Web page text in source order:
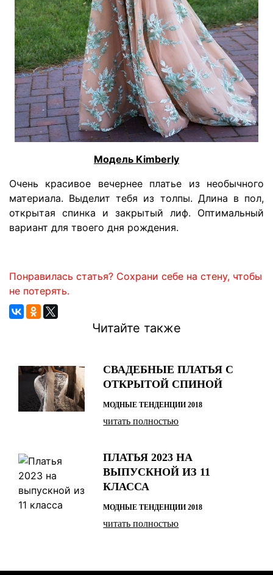
Модель Kimberly
Очень красивое вечернее платье из необычного
материала. Выделит тебя из толпы. Длина в пол,
открытая спинка и закрытый лиф. Оптимальный
вариант для твоего дня рождения.
Понравилась статья? Сохрани себе на стену, чтобы
не потерять.
Читайте также
СВАДЕБНЫЕ ПЛАТЬЯ С
ОТКРЫТОЙ СПИНОЙ
МОДНЫЕ ТЕНДЕНЦИИ 2018
читать полностью
ПЛАТЬЯ 2023 НА
ВЫПУСКНОЙ ИЗ 11
КЛАССА
МОДНЫЕ ТЕНДЕНЦИИ 2018
читать полностью